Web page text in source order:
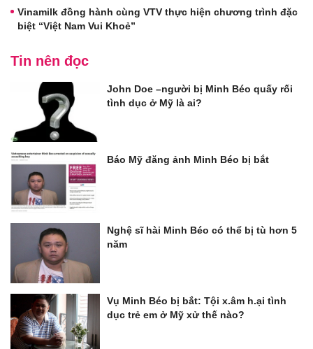
Vinamilk đồng hành cùng VTV thực hiện chương trình đặc
biệt “Việt Nam Vui Khoẻ”
Tin nên đọc
John Doe –người bị Minh Béo quấy rối
tình dục ở Mỹ là ai?
Báo Mỹ đăng ảnh Minh Béo bị bắt
Nghệ sĩ hài Minh Béo có thể bị tù hơn 5
năm
Vụ Minh Béo bị bắt: Tội x.âm h.ại tình
dục trẻ em ở Mỹ xử thế nào?